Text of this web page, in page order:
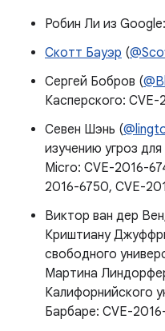
Робин Ли из
Скотт Бауэр (
Сергей Бобров (
Касперского: CVE-
Севен Шэнь (
изучению угроз
Micro: CVE-2016-
2016-6750, CVE-
Виктор ван дер
Криштиану
свободного
Мартина
Калифорнийского
Барбаре: CVE-